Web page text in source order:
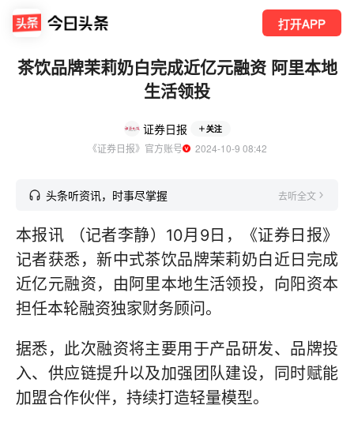
打开APP
茶饮品牌茉莉奶白完成近亿元融资 阿里本地
生活领投
证券日报 关注
《证券日报》官方账号
  2024-10-9 08:42
头条听资讯，时事尽掌握 去听全文
本报讯 （记者李静）10月9日，《证券日报》
记者获悉，新中式茶饮品牌茉莉奶白近日完成
近亿元融资，由阿里本地生活领投，向阳资本
担任本轮融资独家财务顾问。
据悉，此次融资将主要用于产品研发、品牌投
入、供应链提升以及加强团队建设，同时赋能
加盟合作伙伴，持续打造轻量模型。